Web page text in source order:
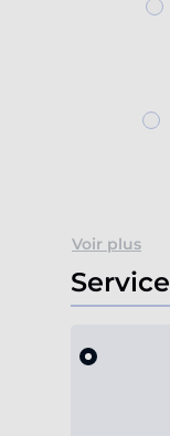
Voir plus
Service